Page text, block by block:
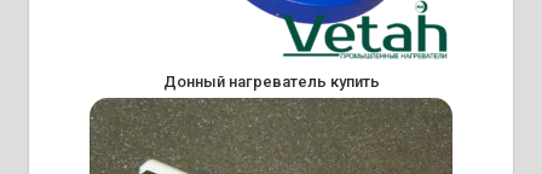
Донный нагреватель купить